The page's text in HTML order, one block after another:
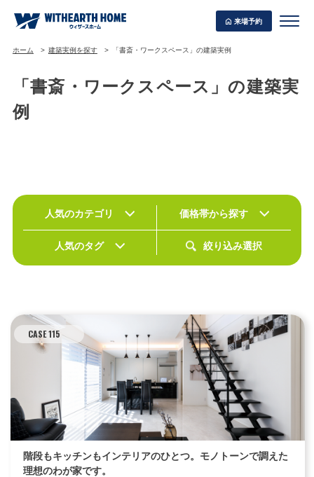
来場予約
エリア限定商品
ホーム 建築実例を探す 「書斎・ワークスペース」の建築実例
「書斎・ワークスペース」の建築実
例
人気のカテゴリ 価格帯から探す
人気のタグ 絞り込み選択
CASE 115
階段もキッチンもインテリアのひとつ。モノトーンで調えた
理想のわが家です。